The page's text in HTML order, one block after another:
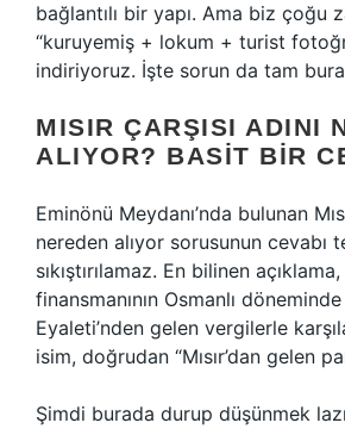
bağlantılı bir yapı. Ama biz çoğu
“kuruyemiş + lokum + turist
indiriyoruz. İşte sorun da tam
MISIR ÇARŞISI ADINI
ALIYOR? BASIT BIR
Eminönü Meydanı’nda bulunan
nereden alıyor sorusunun cevabı
sıkıştırılamaz. En bilinen açıklama,
finansmanının Osmanlı döneminde
Eyaleti’nden gelen vergilerle
isim, doğrudan “Mısır’dan gelen
Şimdi burada durup düşünmek